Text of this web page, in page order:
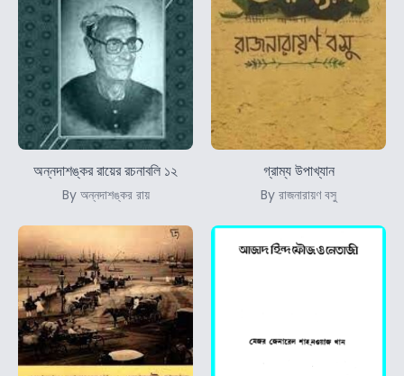
অন্নদাশঙ্কর রায়ের রচনাবলি ১২
By অন্নদাশঙ্কর রায়
গ্রাম্য উপাখ্যান
By রাজনারায়ণ বসু